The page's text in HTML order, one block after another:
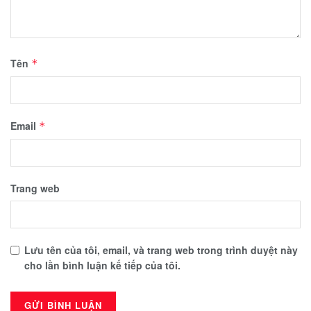
Tên *
Email *
Trang web
Lưu tên của tôi, email, và trang web trong trình duyệt này
cho lần bình luận kế tiếp của tôi.